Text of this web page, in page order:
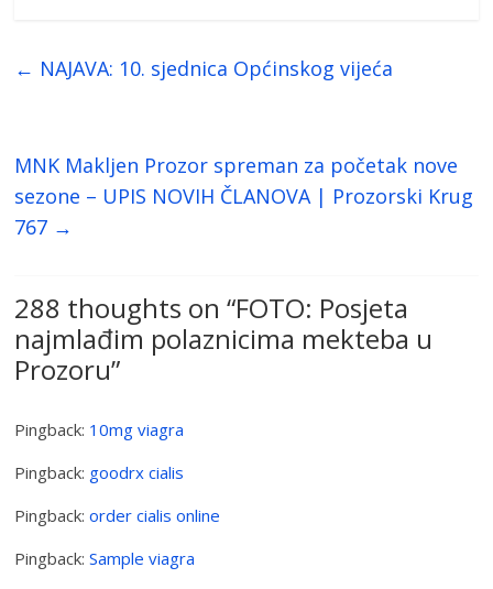
← NAJAVA: 10. sjednica Općinskog vijeća
MNK Makljen Prozor spreman za početak nove
sezone – UPIS NOVIH ČLANOVA | Prozorski Krug
767 →
288 thoughts on “FOTO: Posjeta
najmlađim polaznicima mekteba u
Prozoru”
Pingback: 10mg viagra
Pingback: goodrx cialis
Pingback:order cialis online
Pingback:Sample viagra